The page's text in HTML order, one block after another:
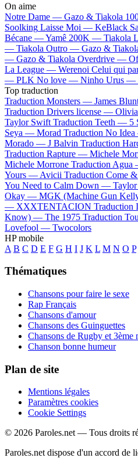
On aime
Notre Dame — Gazo & Tiakola
Soolking Laisse Moi — KeBlack
Bécane —Yamê 200K — Tiakola
— Tiakola Outro — Gazo &
— Gazo & Tiakola Overdrive —
La League — Werenoi Celui qui
— PLK No love — Ninho Urus —
Top traduction
Traduction Monsters — James
Traduction Drivers license —
Taylor Swift Traduction Teeth — 5
Seya — Morad Traduction No
Morado — J Balvin Traduction
Traduction Rapture — Michele
Michele Morrone Traduction
Yours — Avicii Traduction Come
You Need to Calm Down —
Okay — MGK (Machine Gun
— XXXTENTACION Traduction
Know) — The 1975 Traduction
Lovefool — Twocolors
HP mobile
A B C D E F G H I J K L M N O P
Thématiques
Chansons pour faire le sexe
Rap Français
Chansons d'amour
Chansons des Guinguettes
Chansons de Rugby et 3ème
Chanson bonne humeur
Plan de site
Mentions légales
Paramètres cookies
Cookie Settings
© 2026 Paroles.net — Tous droits
Paroles.net dispose d'un accord de